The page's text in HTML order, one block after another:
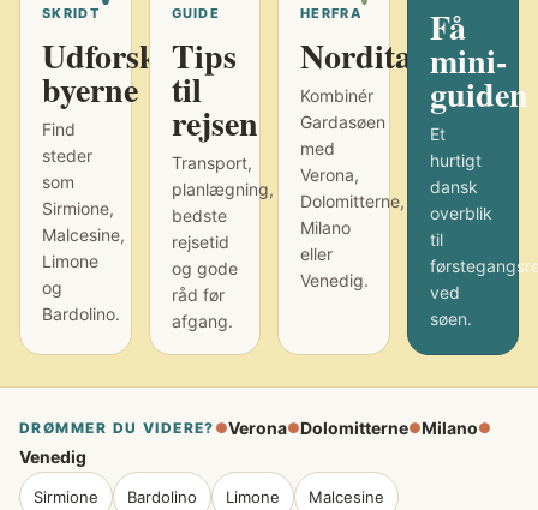
SKRIDT
Udforsk
byerne
Find
steder
som
Sirmione,
Malcesine,
Limone
og
Bardolino.
GUIDE
Tips
til
rejsen
Transport,
planlægning,
bedste
rejsetid
og gode
råd før
afgang.
HERFRA
Norditalien
Kombinér
Gardasøen
med
Verona,
Dolomitterne,
Milano
eller
Venedig.
Få
mini-
guiden
Et
hurtigt
dansk
overblik
til
ved
søen.
DRØMMER DU VIDERE? ●Verona●Dolomitterne●Milano●
Venedig
Sirmione Bardolino Limone Malcesine